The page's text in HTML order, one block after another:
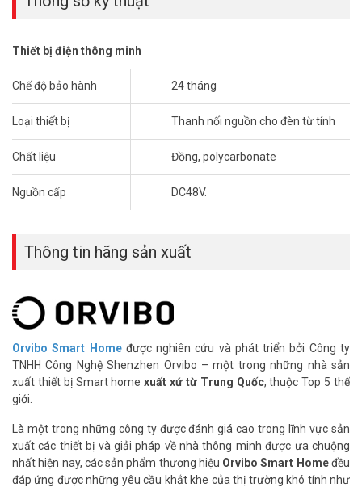
– Nguồn cấp: DC48V.
– Bảo hành: 24 tháng.
Đặt mua Online ngay sản phẩm Orvibo DG10DI mới nhất, quý
khách hàng vui lòng liên hệ HOTLINE 1900 9259 để được hỗ trợ tốt
nhất. Tham khảo thêm hình ảnh tạiFacebook Vuhoangtelecom
nhé.
Thiết bị điện thông minh
Chế độ bảo hành 24 tháng
Loại thiết bị Thanh nối nguồn cho đèn từ tính
Chất liệu Đồng, polycarbonate
Nguồn cấp DC48V.
Thông tin hãng sản xuất
Orvibo Smart Homeđược nghiên cứu và phát triển bởi Công ty
TNHH Công Nghệ Shenzhen Orvibo – một trong những nhà sản
xuất thiết bị Smart homexuất xứ từ Trung Quốc, thuộc Top 5 thế
giới.
Là một trong những công ty được đánh giá cao trong lĩnh vực sản
xuất các thiết bị và giải pháp về nhà thông minh được ưa chuộng
nhất hiện nay, các sản phẩm thương hiệu Orvibo Smart Homeđều
đáp ứng được những yêu cầu khắt khe của thị trường khó tính như